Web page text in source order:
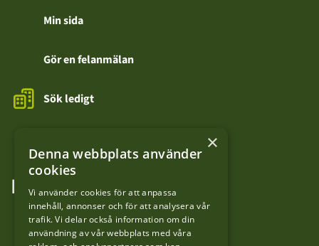
Min sida
Gör en felanmälan
Sök ledigt
FÖLJ OSS
LinkedIn
×
Denna webbplats använder
cookies
Vi använder cookies för att anpassa
innehåll, annonser och för att analysera vår
trafik. Vi delar också information om din
användning av vår webbplats med våra